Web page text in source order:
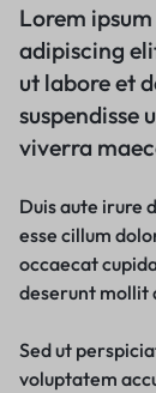
Lorem
adipiscing
ut labore et
suspendisse
viverra
Duis aute irure
esse cillum
occaecat
deserunt mollit
Sed ut
voluptatem